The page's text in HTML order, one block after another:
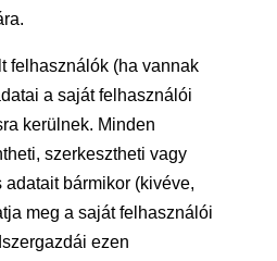
felhasználók (ha vannak
a saját felhasználói
kerülnek. Minden
szerkesztheti vagy
bármikor (kivéve,
meg a saját felhasználói
ezen